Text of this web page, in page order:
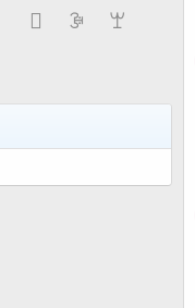
Skype Line Gmail